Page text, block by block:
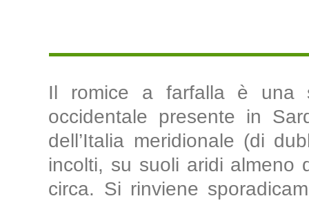
Il romice a farfalla è una
occidentale presente in
dell’Italia meridionale (di
incolti, su suoli aridi almeno
circa. Si rinviene